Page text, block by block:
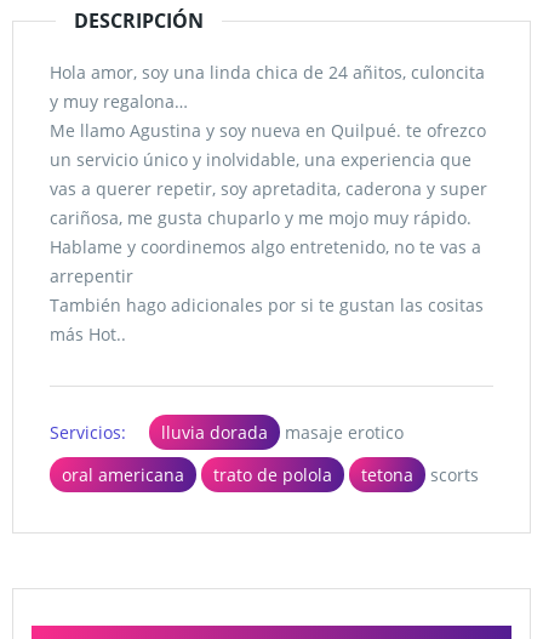
DESCRIPCIÓN
Hola amor, soy una linda chica de 24 añitos, culoncita
y muy regalona…
Me llamo Agustina y soy nueva en Quilpué. te ofrezco
un servicio único y inolvidable, una experiencia que
vas a querer repetir, soy apretadita, caderona y super
cariñosa, me gusta chuparlo y me mojo muy rápido.
Hablame y coordinemos algo entretenido, no te vas a
arrepentir
También hago adicionales por si te gustan las cositas
más Hot..
Servicios: lluvia dorada
masaje erotico
oral americana
trato de polola tetona scorts